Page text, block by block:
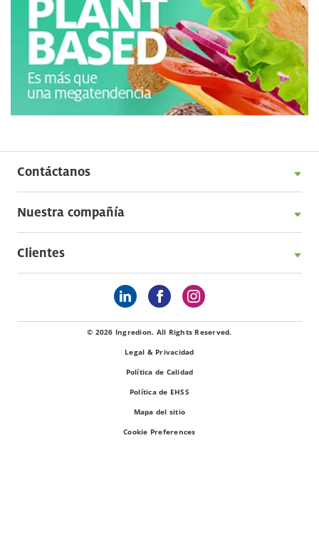
Contáctanos
Nuestra compañía
Clientes
© 2026 Ingredion. All Rights Reserved.
Legal & Privacidad
Política de Calidad
Política de EHSS
Mapa del sitio
Cookie Preferences